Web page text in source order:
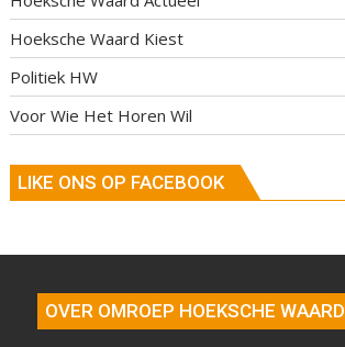
Hoeksche Waard Kiest
Politiek HW
Voor Wie Het Horen Wil
LIKE ONS OP FACEBOOK
OVER OMROEP HOEKSCHE WAARD